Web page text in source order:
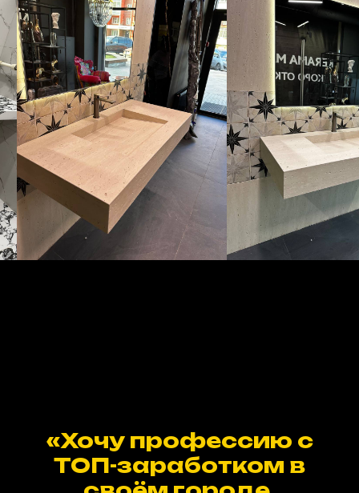
«Хочу профессию с
ТОП-заработком в